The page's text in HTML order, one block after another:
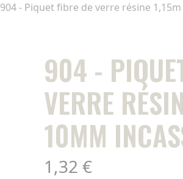
904 - Piquet fibre de verre résine
904 -
VERRE
10MM
1,32 €